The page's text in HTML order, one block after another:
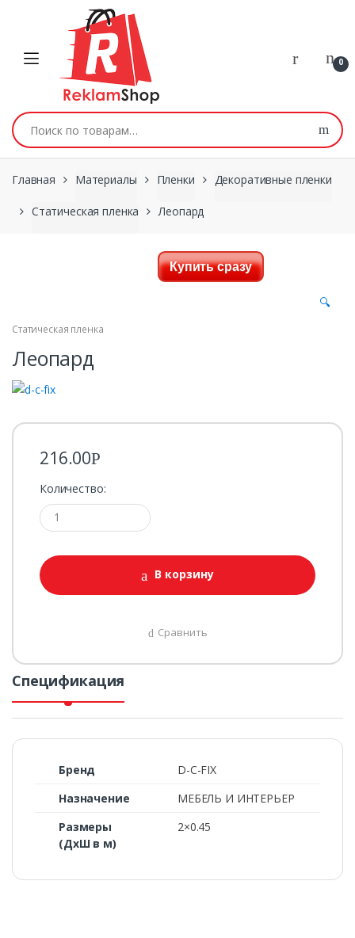
Перейти к навигации
0
Искать:
Главная Материалы Пленки Декоративные пленки
Статическая пленка Леопард
Купить сразу
🔍
Статическая пленка
Леопард
216.00Р
Количество:
В корзину
Сравнить
Спецификация
Бренд
D-C-FIX
Назначение
МЕБЕЛЬ И ИНТЕРЬЕР
Размеры
(ДхШ в м)
2×0.45